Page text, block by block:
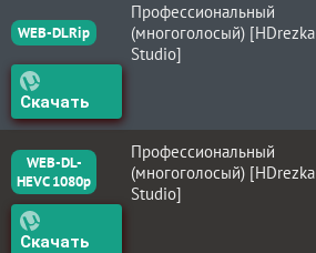
WEB-DLRip
Профессиональный
(многоголосый) [HDrezka
Studio]
Скачать
WEB-DL-
HEVC 1080p
Профессиональный
(многоголосый) [HDrezka
Studio]
Скачать